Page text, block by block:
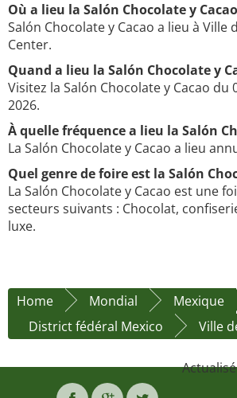
Où a lieu la Salón Chocolate y
Salón Chocolate y Cacao a lieu à Ville
Center.
Quand a lieu la Salón Chocolate y
Visitez la Salón Chocolate y Cacao du
2026.
À quelle fréquence a lieu la Salón
La Salón Chocolate y Cacao a lieu
Quel genre de foire est la Salón
La Salón Chocolate y Cacao est une
secteurs suivants : Chocolat,
luxe.
Home Mondial
Mexique
District fédéral Mexico
Ville